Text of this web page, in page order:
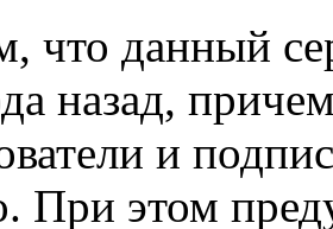
что данный
назад,
и
При этом